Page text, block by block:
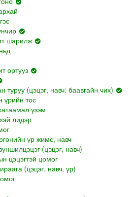
шарилж
ортууз
туруу (цэцэг, навч: баавгайн чих)
үрийн тос
үзэм
лидэр
үр жимс, навч
(цэцэг, навч)
цэцэгтэй цомог
(цэцэг, навч, үр)